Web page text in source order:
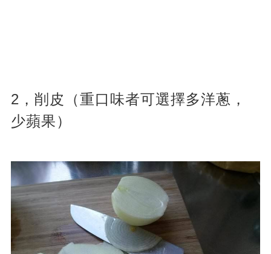
2，削皮（重口味者可選擇多洋蔥，
少蘋果）